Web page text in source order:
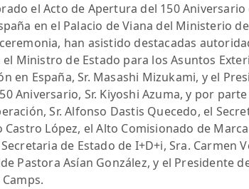
el Acto de Apertura del 150 Aniversario
en el Palacio de Viana del Ministerio
han asistido destacadas
Ministro de Estado para los Asuntos
en España, Sr. Masashi Mizukami, y el
Aniversario, Sr. Kiyoshi Azuma, y por
Sr. Alfonso Dastis Quecedo, el
López, el Alto Comisionado de Marca
de Estado de I+D+i, Sra. Carmen
Pastora Asían González, y el Presidente
Camps.